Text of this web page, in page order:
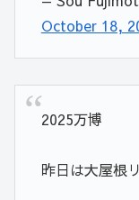
October 18,
2025万博
昨日は大屋根